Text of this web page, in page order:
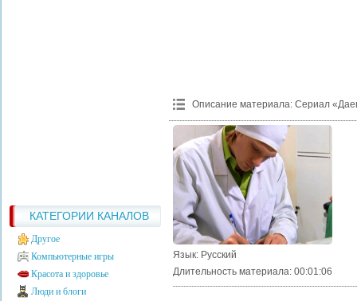
КАТЕГОРИИ КАНАЛОВ
Другое
Компьютерные игры
Красота и здоровье
Люди и блоги
Описание материала: Сериал
Язык: Русский
Длительность материала: 00:01:06